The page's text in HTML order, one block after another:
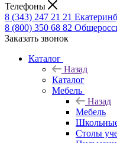
Телефоны
8 (343) 247 21 21
8 (800) 350 68 82
Заказать звонок
Каталог
Назад
Каталог
Мебель
Назад
Мебель
Столы